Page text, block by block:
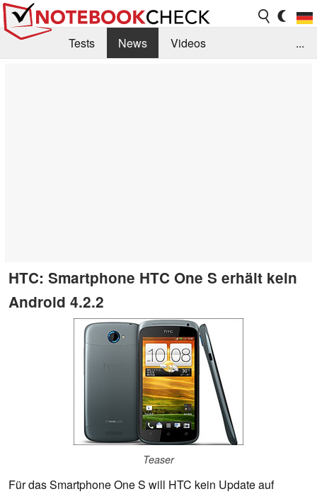
Tests News
Videos
...
HTC: Smartphone HTC One S erhält kein
Android 4.2.2
Teaser
Für das Smartphone One S will HTC kein Update auf